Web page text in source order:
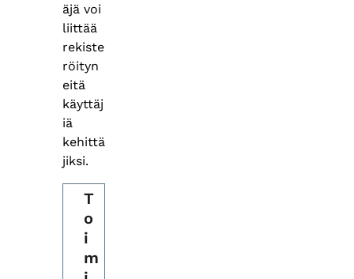
äjä voi
liittää
rekiste
röityn
eitä
käyttäj
iä
kehittä
jiksi.
T
o
i
m